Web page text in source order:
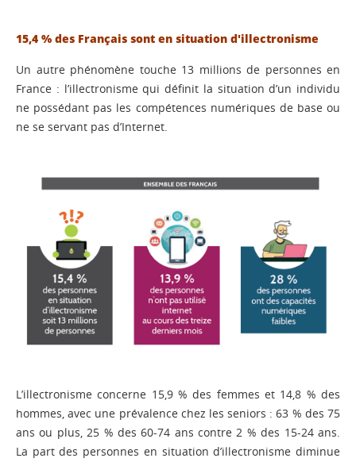
15,4 % des Français sont en situation d'illectronisme
Un autre phénomène touche 13 millions de personnes en
France : l’illectronisme qui définit la situation d’un individu
ne possédant pas les compétences numériques de base ou
ne se servant pas d’Internet.
L’illectronisme concerne 15,9 % des femmes et 14,8 % des
hommes, avec une prévalence chez les seniors : 63 % des 75
ans ou plus, 25 % des 60-74 ans contre 2 % des 15-24 ans.
La part des personnes en situation d’illectronisme diminue